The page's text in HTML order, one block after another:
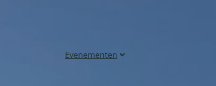
Evenementen